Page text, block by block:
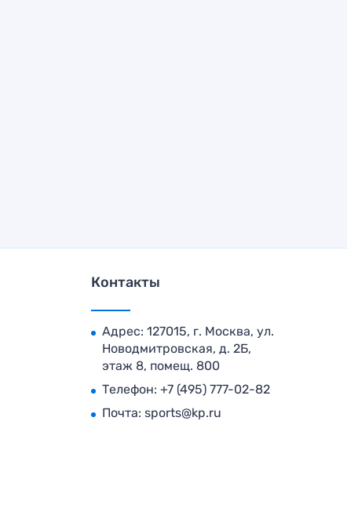
Контакты
Адрес: 127015, г. Москва, ул.
Новодмитровская, д. 2Б,
этаж 8, помещ. 800
Телефон: +7 (495) 777-02-82
Почта: sports@kp.ru